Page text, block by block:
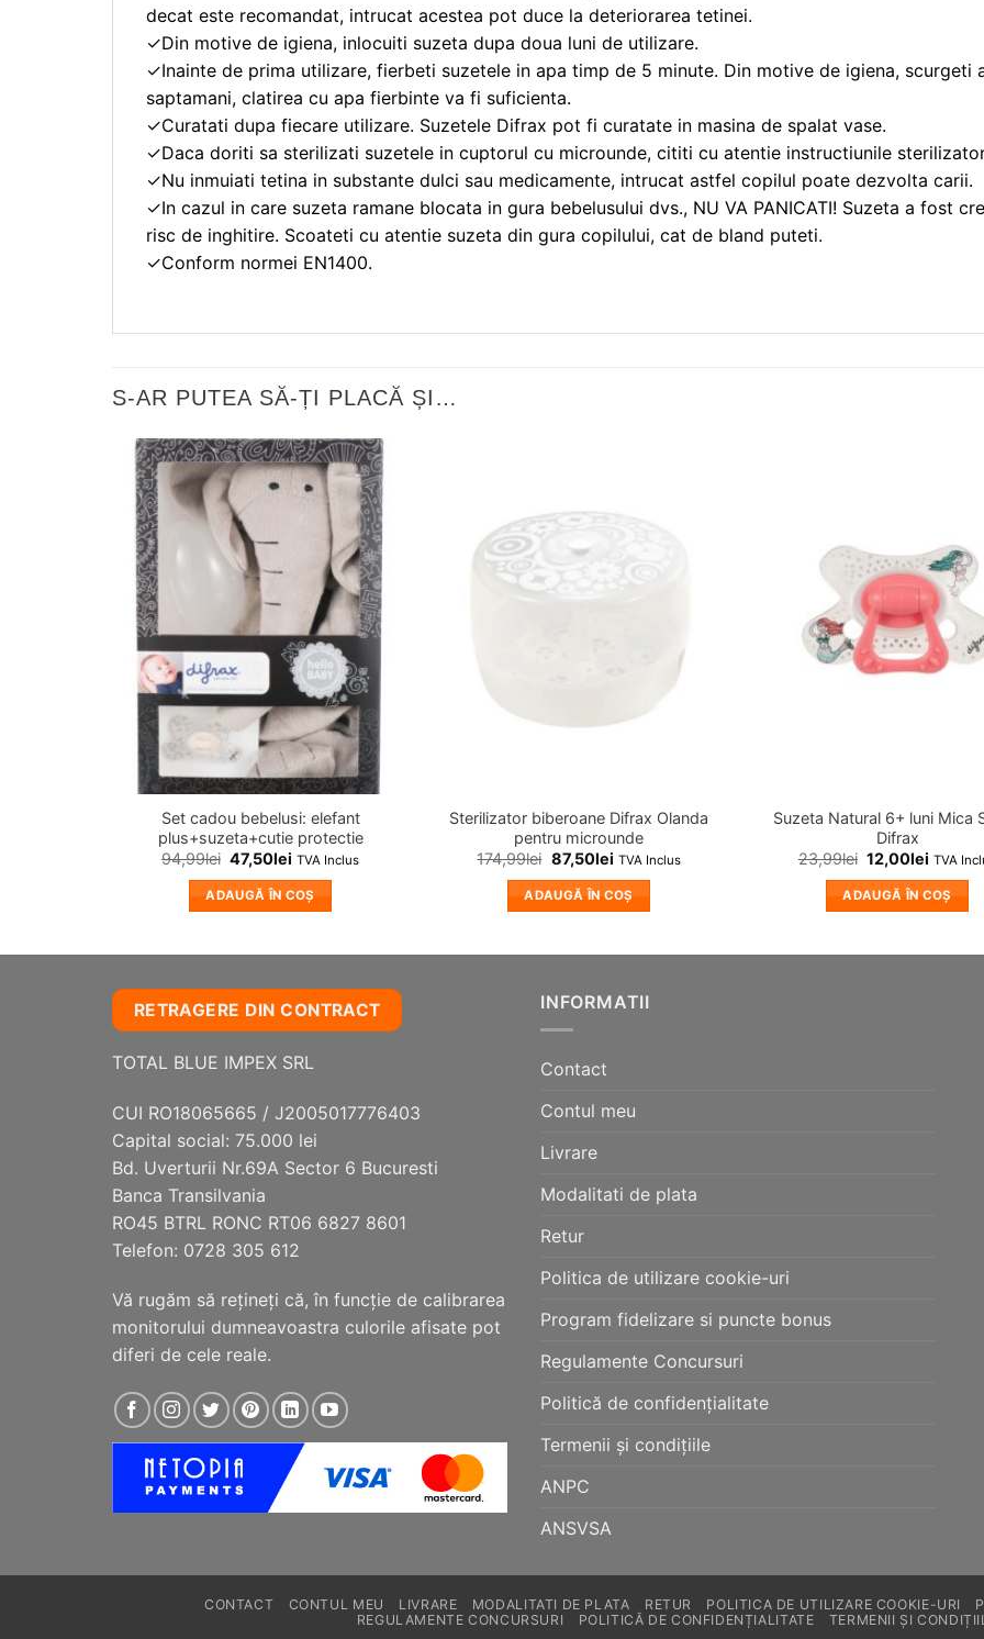
decat este recomandat, intrucat acestea pot duce la deteriorarea tetinei.
✓Din motive de igiena, inlocuiti suzeta dupa doua luni de utilizare.
✓Inainte de prima utilizare, fierbeti suzetele in apa timp de 5 minute. Din motive de igiena, scurgeti
saptamani, clatirea cu apa fierbinte va fi suficienta.
✓Curatati dupa fiecare utilizare. Suzetele Difrax pot fi curatate in masina de spalat vase.
✓Daca doriti sa sterilizati suzetele in cuptorul cu microunde, cititi cu atentie instructiunile
✓Nu inmuiati tetina in substante dulci sau medicamente, intrucat astfel copilul poate dezvolta carii.
✓In cazul in care suzeta ramane blocata in gura bebelusului dvs., NU VA PANICATI! Suzeta a fost
risc de inghitire. Scoateti cu atentie suzeta din gura copilului, cat de bland puteti.
✓Conform normei EN1400.
S-AR PUTEA SĂ-ȚI PLACĂ ȘI…
❤
Adauga
in
wishlist!
Set cadou bebelusi: elefant
plus+suzeta+cutie protectie
94,99lei 47,50lei TVA Inclus
ADAUGĂ ÎN COȘ
Sterilizator biberoane Difrax Olanda
pentru microunde
174,99lei 87,50lei TVA Inclus
ADAUGĂ ÎN COȘ
Suzeta Natural 6+ luni Mica
Difrax
23,99lei 12,00lei TVA
ADAUGĂ ÎN COȘ
RETRAGERE DIN CONTRACT
TOTAL BLUE IMPEX SRL
CUI RO18065665 / J2005017776403
Capital social: 75.000 lei
Bd. Uverturii Nr.69A Sector 6 Bucuresti
Banca Transilvania
RO45 BTRL RONC RT06 6827 8601
Telefon: 0728 305 612
Vă rugăm să reţineţi că, în funcţie de calibrarea
monitorului dumneavoastra culorile afisate pot
diferi de cele reale.
INFORMATII
Contact
Contul meu
Livrare
Modalitati de plata
Retur
Politica de utilizare cookie-uri
Program fidelizare si puncte bonus
Regulamente Concursuri
Politică de confidențialitate
Termenii și condițiile
ANPC
ANSVSA
CONTACT CONTUL MEU LIVRARE MODALITATI DE PLATA RETUR POLITICA DE UTILIZARE COOKIE-URI
REGULAMENTE CONCURSURI
POLITICĂ DE CONFIDENȚIALITATE TERMENII ȘI